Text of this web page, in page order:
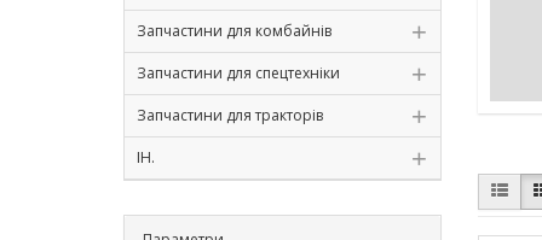
Запчастини для комбайнів
Запчастини для спецтехніки
Запчастини для тракторів
ІН.